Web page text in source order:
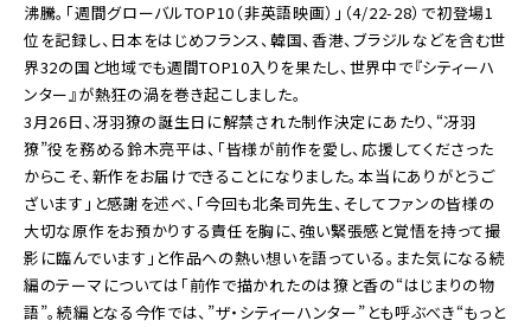
沸騰。「週間グローバルTOP10（非英語映画）」（4/22-28）で初登場1
位を記録し、日本をはじめフランス、韓国、香港、ブラジルなどを含む世
界32の国と地域でも週間TOP10入りを果たし、世界中で『シティーハ
ンター』が熱狂の渦を巻き起こしました。
3月26日、冴羽獠の誕生日に解禁された制作決定にあたり、“冴羽
獠”役を務める鈴木亮平は、「皆様が前作を愛し、応援してくださった
からこそ、新作をお届けできることになりました。本当にありがとうご
ざいます」と感謝を述べ、「今回も北条司先生、そしてファンの皆様の
大切な原作をお預かりする責任を胸に、強い緊張感と覚悟を持って撮
影に臨んでいます」と作品への熱い想いを語っている。また気になる続
編のテーマについては「前作で描かれたのは獠と香の“はじまりの物
語”。続編となる今作では、”ザ・シティーハンター”とも呼ぶべき“もっと